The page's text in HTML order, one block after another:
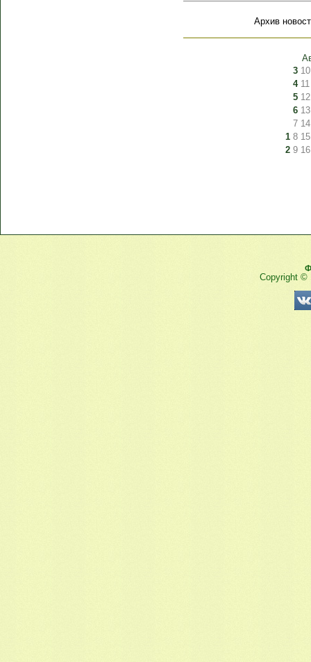
Архив
3 10
4 11
5 12
6 13
7 14
1 8 15
2 9 16
Copyright ©